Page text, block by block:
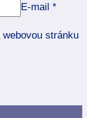
E-mail *
stránku